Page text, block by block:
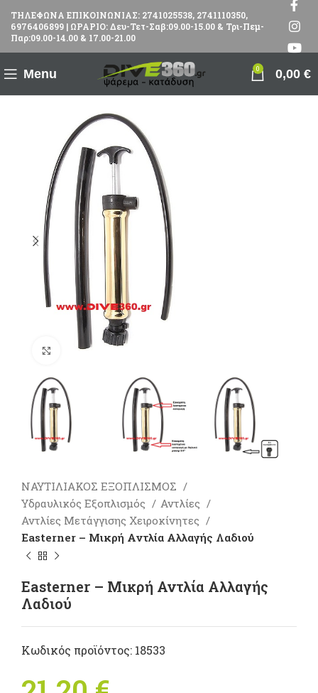
ΤΗΛΕΦΩΝΑ ΕΠΙΚΟΙΝΩΝΙΑΣ: 2741025538, 2741110350,
6976406899 | ΩΡΑΡΙΟ: Δευ-Τετ-Σαβ:09.00-15.00 & Τρι-Πεμ-
Παρ:09.00-14.00 & 17.00-21.00
Menu 0 0,00 €
Πατήστε για μεγέθυνση
ΝΑΥΤΙΛΙΑΚΟΣ ΕΞΟΠΛΙΣΜΟΣ
Υδραυλικός Εξοπλισμός
Αντλίες
Αντλίες Μετάγγισης Χειροκίνητες
Easterner – Μικρή Αντλία Αλλαγής Λαδιού
Easterner – Μικρή Αντλία Αλλαγής
Λαδιού
Κωδικός προϊόντος: 18533